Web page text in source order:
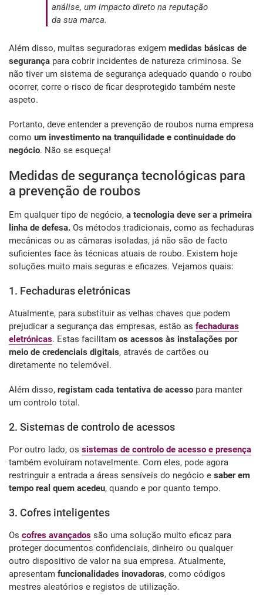
análise, um impacto direto na reputação
da sua marca.
Além disso, muitas seguradoras exigem medidas básicas de
segurança para cobrir incidentes de natureza criminosa. Se
não tiver um sistema de segurança adequado quando o roubo
ocorrer, corre o risco de ficar desprotegido também neste
aspeto.
Portanto, deve entender a prevenção de roubos numa empresa
como um investimento na tranquilidade e continuidade do
negócio. Não se esqueça!
Medidas de segurança tecnológicas para
a prevenção de roubos
Em qualquer tipo de negócio, a tecnologia deve ser a primeira
linha de defesa. Os métodos tradicionais, como as fechaduras
mecânicas ou as câmaras isoladas, já não são de facto
suficientes face às técnicas atuais de roubo. Existem hoje
soluções muito mais seguras e eficazes. Vejamos quais:
1. Fechaduras eletrónicas
Atualmente, para substituir as velhas chaves que podem
prejudicar a segurança das empresas, estão as fechaduras
eletrónicas. Estas facilitam os acessos às instalações por
meio de credenciais digitais, através de cartões ou
diretamente no telemóvel.
Além disso, registam cada tentativa de acesso para manter
um controlo total.
2. Sistemas de controlo de acessos
Por outro lado, os sistemas de controlo de acesso e presença
também evoluíram notavelmente. Com eles, pode agora
restringuir a entrada a áreas sensíveis do negócio e saber em
tempo real quem acedeu, quando e por quanto tempo.
3. Cofres inteligentes
Os cofres avançados são uma solução muito eficaz para
proteger documentos confidenciais, dinheiro ou qualquer
outro dispositivo de valor na sua empresa. Atualmente,
apresentam funcionalidades inovadoras, como códigos
mestres aleatórios e registos de utilização.